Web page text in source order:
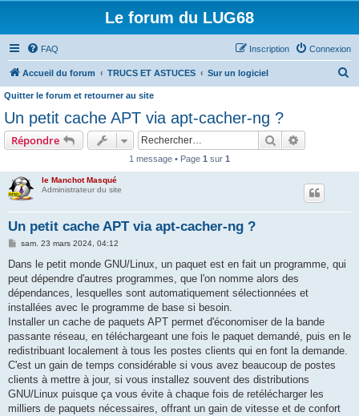
Le forum du LUG68
FAQ Connexion
Inscription
Accueil du forum TRUCS ET ASTUCES Sur un logiciel
Quitter le forum et retourner au site
Un petit cache APT via apt-cacher-ng ?
Répondre Rechercher
1 message • Page 1 sur 1
le Manchot Masqué
Administrateur du site
Un petit cache APT via apt-cacher-ng ?
M
s
a
g
e
sam. 23 mars 2024, 04:12
Dans le petit monde GNU/Linux, un paquet est en fait un programme, qui
peut dépendre d'autres programmes, que l'on nomme alors des
dépendances, lesquelles sont automatiquement sélectionnées et
installées avec le programme de base si besoin.
Installer un cache de paquets APT permet d'économiser de la bande
passante réseau, en téléchargeant une fois le paquet demandé, puis en le
redistribuant localement à tous les postes clients qui en font la demande.
C'est un gain de temps considérable si vous avez beaucoup de postes
clients à mettre à jour, si vous installez souvent des distributions
GNU/Linux puisque ça vous évite à chaque fois de retélécharger les
milliers de paquets nécessaires, offrant un gain de vitesse et de confort